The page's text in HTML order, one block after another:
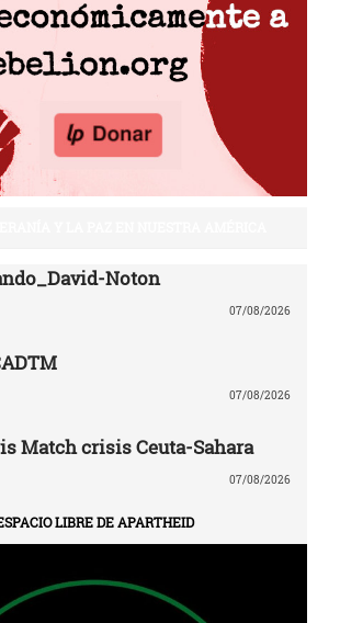
Noton
07/08/2026
07/08/2026
Match crisis Ceuta-Sahara
07/08/2026
LIBRE DE APARTHEID